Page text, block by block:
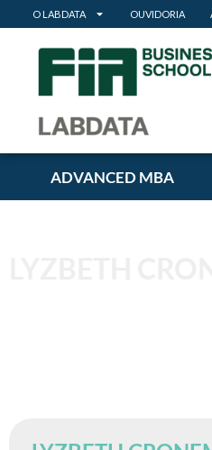
O LABDATA OUVIDORIA
ADVANCED MBA